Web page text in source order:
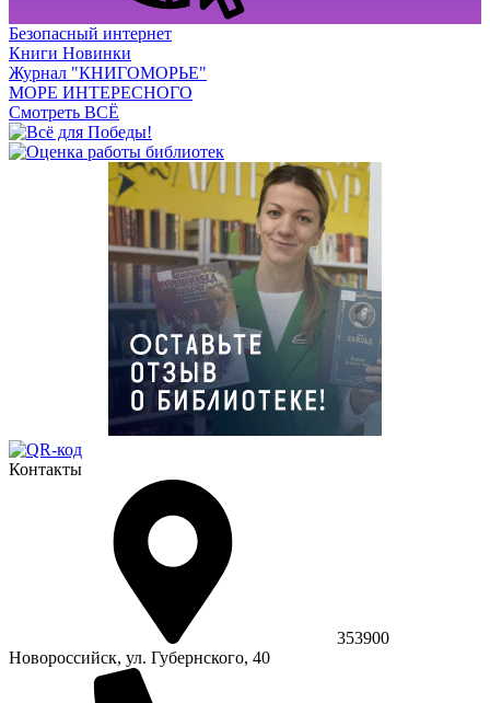
Безопасный интернет
Книги Новинки
Журнал "КНИГОМОРЬЕ"
МОРЕ ИНТЕРЕСНОГО
Смотреть ВСЁ
Контакты
353900
Новороссийск, ул. Губернского, 40